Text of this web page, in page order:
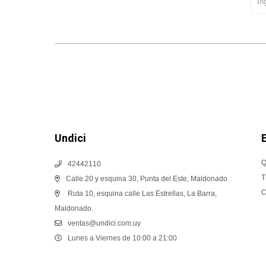
Undici
42442110
Calle 20 y esquina 30, Punta del Este, Maldonado
Ruta 10, esquina calle Las Estrellas, La Barra,
Maldonado.
ventas@undici.com.uy
Lunes a Viernes de 10:00 a 21:00